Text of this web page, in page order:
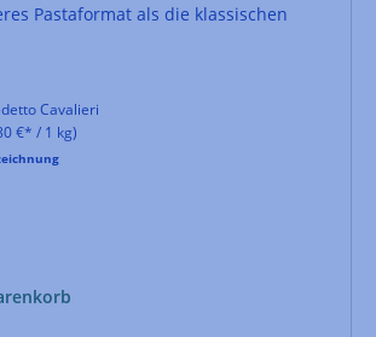
Pastaformat als die klassischen
Cavalieri
€* / 1 kg)